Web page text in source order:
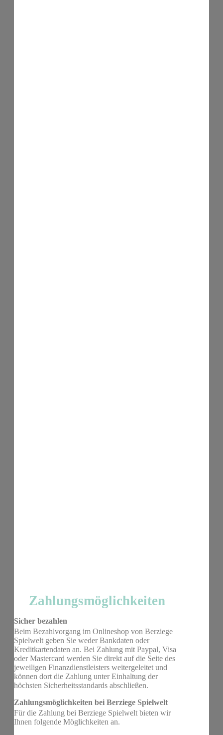
Zahlungsmöglichkeiten
Sicher bezahlen
Beim Bezahlvorgang im Onlineshop von Berziege
Spielwelt geben Sie weder Bankdaten oder
Kreditkartendaten an. Bei Zahlung mit Paypal, Visa
oder Mastercard werden Sie direkt auf die Seite des
jeweiligen Finanzdienstleisters weitergeleitet und
können dort die Zahlung unter Einhaltung der
höchsten Sicherheitsstandards abschließen.
Zahlungsmöglichkeiten bei Berziege Spielwelt
Für die Zahlung bei Berziege Spielwelt bieten wir
Ihnen folgende Möglichkeiten an.